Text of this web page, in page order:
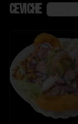
Ceviche